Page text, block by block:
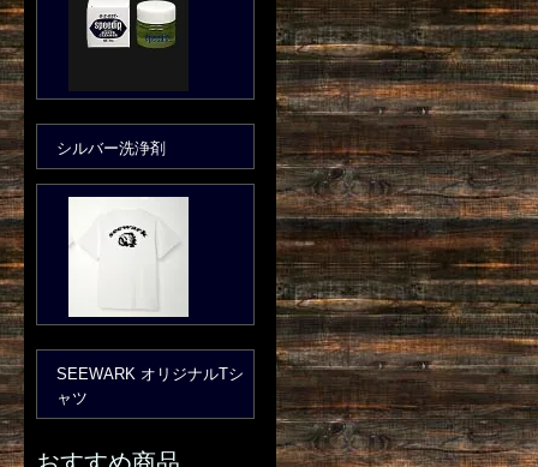
シルバー洗浄剤
SEEWARK オリジナルTシ
ャツ
おすすめ商品